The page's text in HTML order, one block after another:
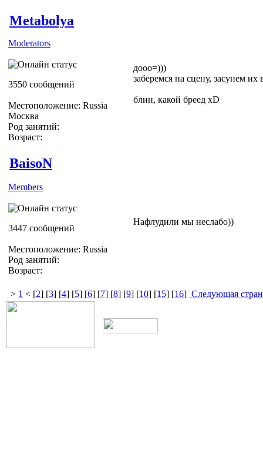
Metabolya
Moderators
3550 сообщений
Местоположение: Russia
Москва
Род занятий:
Возраст:
дооо=)))
заберемся на сцену, засунем
блин, какой бреед хD
BaisoN
Members
3447 сообщений
Местоположение: Russia
Род занятий:
Возраст:
Нафлудили мы неслабо))
> 1 < [2] [3] [4] [5] [6] [7] [8] [9] [10] [15] [16] Следующая